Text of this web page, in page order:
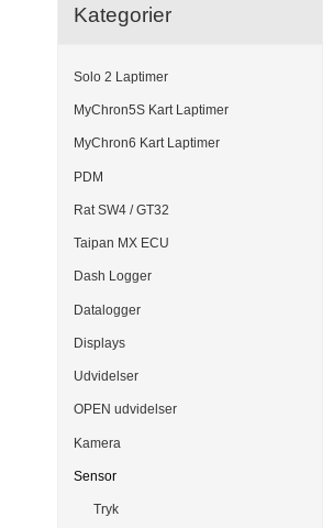
Kategorier
Solo 2 Laptimer
MyChron5S Kart Laptimer
MyChron6 Kart Laptimer
PDM
Rat SW4 / GT32
Taipan MX ECU
Dash Logger
Datalogger
Displays
Udvidelser
OPEN udvidelser
Kamera
Sensor
Tryk